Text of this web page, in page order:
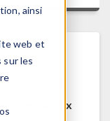
ainsi
web et
sur les
aux